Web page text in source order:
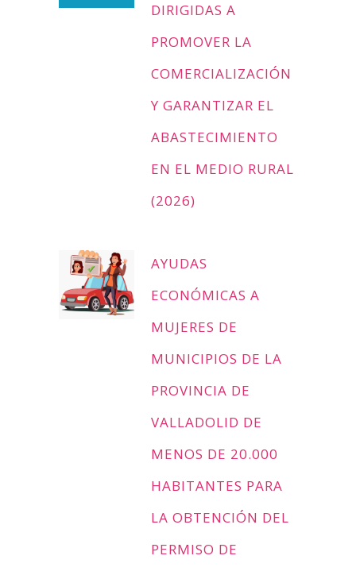
DIRIGIDAS A
PROMOVER LA
COMERCIALIZACIÓN
Y GARANTIZAR EL
ABASTECIMIENTO
EN EL MEDIO RURAL
(2026)
AYUDAS
ECONÓMICAS A
MUJERES DE
MUNICIPIOS DE LA
PROVINCIA DE
VALLADOLID DE
MENOS DE 20.000
HABITANTES PARA
LA OBTENCIÓN DEL
PERMISO DE